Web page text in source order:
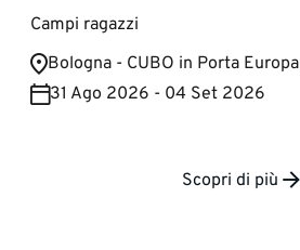
Campi ragazzi
Bologna - CUBO in Porta Europa
31 Ago 2026 - 04 Set 2026
Scopri di più